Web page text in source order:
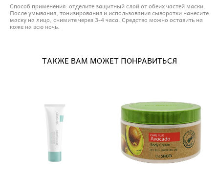
Способ применения: отделите защитный слой от обеих частей маски.
После умывания, тонизирования и использования сыворотки нанесите
маску на лицо, снимите через 3-4 часа. Средство можно оставить на
коже на всю ночь.
ТАКЖЕ ВАМ МОЖЕТ ПОНРАВИТЬСЯ